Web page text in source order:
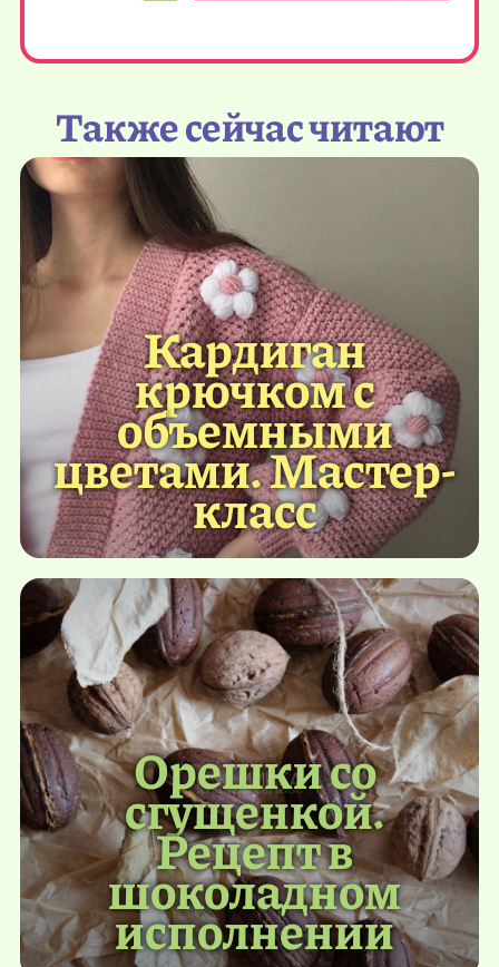
Также сейчас читают
Кардиган
крючком с
объемными
цветами. Мастер-
класс
Орешки со
сгущенкой.
Рецепт в
шоколадном
исполнении